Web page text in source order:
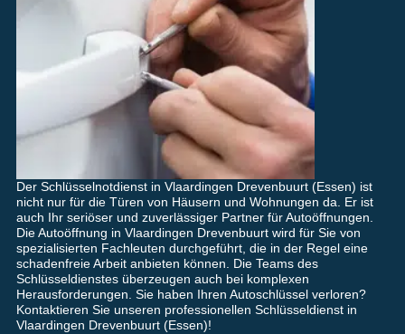
Der Schlüsselnotdienst in Vlaardingen Drevenbuurt (Essen) ist
nicht nur für die Türen von Häusern und Wohnungen da. Er ist
auch Ihr seriöser und zuverlässiger Partner für Autoöffnungen.
Die Autoöffnung in Vlaardingen Drevenbuurt wird für Sie von
spezialisierten Fachleuten durchgeführt, die in der Regel eine
schadenfreie Arbeit anbieten können. Die Teams des
Schlüsseldienstes überzeugen auch bei komplexen
Herausforderungen. Sie haben Ihren Autoschlüssel verloren?
Kontaktieren Sie unseren professionellen Schlüsseldienst in
Vlaardingen Drevenbuurt (Essen)!